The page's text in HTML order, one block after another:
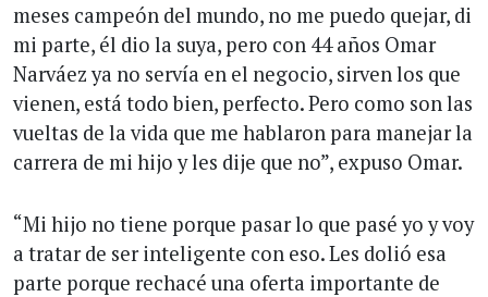
meses campeón del mundo, no me puedo quejar, di
mi parte, él dio la suya, pero con 44 años Omar
Narváez ya no servía en el negocio, sirven los que
vienen, está todo bien, perfecto. Pero como son las
vueltas de la vida que me hablaron para manejar la
carrera de mi hijo y les dije que no”, expuso Omar.
“Mi hijo no tiene porque pasar lo que pasé yo y voy
a tratar de ser inteligente con eso. Les dolió esa
parte porque rechacé una oferta importante de